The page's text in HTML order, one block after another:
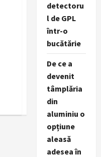
detectoru
l de GPL
într-o
bucătărie
De ce a
devenit
tâmplăria
din
aluminiu o
opțiune
aleasă
adesea în